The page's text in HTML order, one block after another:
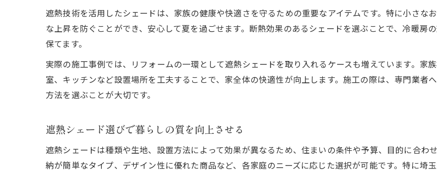
遮熱シェード活用で電気代を無理なく削減
遮熱対策で家計と環境に優しい暮らしを提案
遮熱と省エネを両立するアイデア集
遮熱技術を活用したシェードは、家族の健康や快適さを守るための重要なアイテムです。特に小さな
な上昇を防ぐことができ、安心して夏を過ごせます。断熱効果のあるシェードを選ぶことで、冷暖房
保てます。
実際の施工事例では、リフォームの一環として遮熱シェードを取り入れるケースも増えています。家
室、キッチンなど設置場所を工夫することで、家全体の快適性が向上します。施工の際は、専門業者
方法を選ぶことが大切です。
遮熱シェード選びで暮らしの質を向上させる
遮熱シェードは種類や生地、設置方法によって効果が異なるため、住まいの条件や予算、目的に合わ
納が簡単なタイプ、デザイン性に優れた商品など、各家庭のニーズに応じた選択が可能です。特に埼